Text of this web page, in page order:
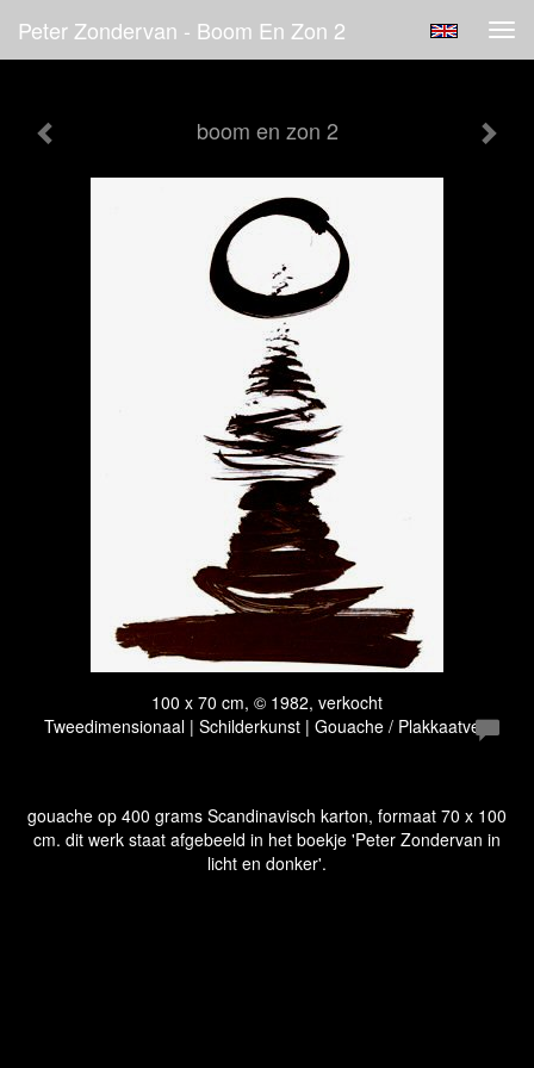
Peter Zondervan - Boom En Zon 2
boom en zon 2
100 x 70 cm, © 1982, verkocht
Tweedimensionaal | Schilderkunst | Gouache / Plakkaatverf
gouache op 400 grams Scandinavisch karton, formaat 70 x 100
cm. dit werk staat afgebeeld in het boekje 'Peter Zondervan in
licht en donker'.